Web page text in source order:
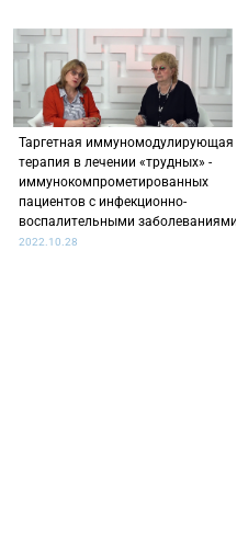
Таргетная иммуномодулирующая
терапия в лечении «трудных» -
иммунокомпрометированных
пациентов с инфекционно-
воспалительными заболеваниями
2022.10.28